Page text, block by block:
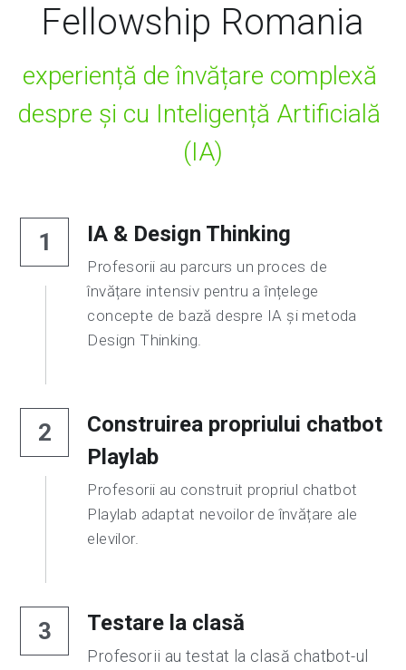
Fellowship Romania
experiență de învățare complexă
despre și cu Inteligență Artificială
(IA)
1 IA & Design Thinking
Profesorii au parcurs un proces de
învățare intensiv pentru a înțelege
concepte de bază despre IA și metoda
Design Thinking.
2
Construirea propriului chatbot
Playlab
Profesorii au construit propriul chatbot
Playlab adaptat nevoilor de învățare ale
elevilor.
3 Testare la clasă
Profesorii au testat la clasă chatbot-ul